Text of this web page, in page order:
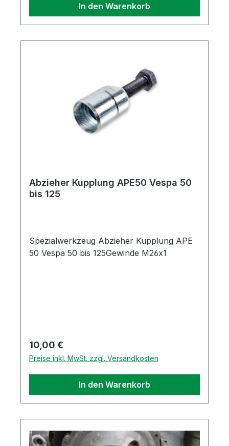
In den Warenkorb
Abzieher Kupplung APE50 Vespa 50
bis 125
Spezialwerkzeug Abzieher Kupplung APE
50 Vespa 50 bis 125Gewinde M26x1
Regulärer Preis:
10,00 €
Preise inkl. MwSt. zzgl. Versandkosten
In den Warenkorb